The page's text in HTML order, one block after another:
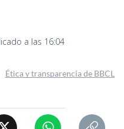
a las 16:04
Ética y transparencia de BBCL